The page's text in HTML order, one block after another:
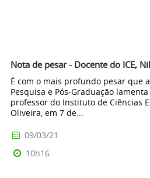
Nota de pesar - Docente do ICE,
É com o mais profundo pesar que
Pesquisa e Pós-Graduação
professor do Instituto de Ciências
Oliveira, em 7 de...
09/03/21
10h16